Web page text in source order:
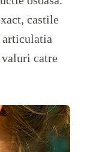
castile
articulatia
catre